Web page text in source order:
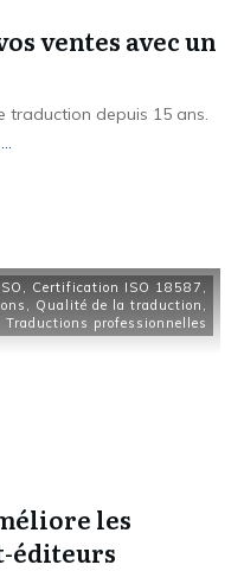
ventes avec un
traduction depuis 15 ans.
...
, Certification ISO 18587 ,
, Qualité de la traduction ,
Traductions professionnelles
les
éditeurs